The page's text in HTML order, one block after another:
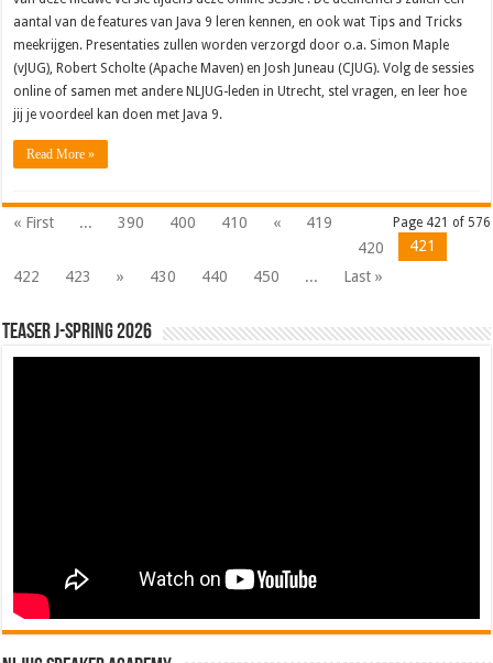
aantal van de features van Java 9 leren kennen, en ook wat Tips and Tricks
meekrijgen. Presentaties zullen worden verzorgd door o.a. Simon Maple
(vJUG), Robert Scholte (Apache Maven) en Josh Juneau (CJUG). Volg de sessies
online of samen met andere NLJUG-leden in Utrecht, stel vragen, en leer hoe
jij je voordeel kan doen met Java 9.
Read More »
Page 421 of 576
« First ... 390 400 410 «
419
420
421
422
423 » 430 440 450 ... Last »
Teaser J-Spring 2026